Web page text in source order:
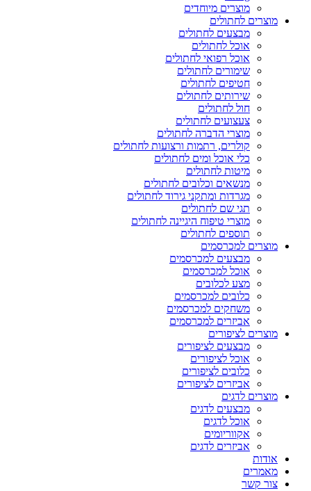
מוצרים מיוחדים
מוצרים לחתולים
מבצעים לחתולים
אוכל לחתולים
אוכל רפואי לחתולים
שימורים לחתולים
חטיפים לחתולים
שירותים לחתולים
חול לחתולים
צעצועים לחתולים
מוצרי הדברה לחתולים
קולרים, רתמות ורצועות לחתולים
כלי אוכל ומים לחתולים
מיטות לחתולים
מנשאים וכלובים לחתולים
מגרדות ומתקני גירוד לחתולים
תגי שם לחתולים
מוצרי טיפוח היגיינה לחתולים
תוספים לחתולים
מוצרים למכרסמים
מבצעים למכרסמים
אוכל למכרסמים
מצע לכלובים
כלובים למכרסמים
משחקים למכרסמים
אביזרים למכרסמים
מוצרים לציפורים
מבצעים לציפורים
אוכל לציפורים
כלובים לציפורים
אביזרים לציפורים
מוצרים לדגים
מבצעים לדגים
אוכל לדגים
אקווריומים
אביזרים לדגים
אודות
מאמרים
צור קשר